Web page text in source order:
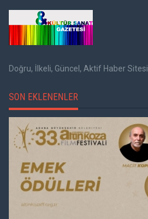
Doğru, İlkeli, Güncel, Aktif Haber Sitesi
SON EKLENENLER